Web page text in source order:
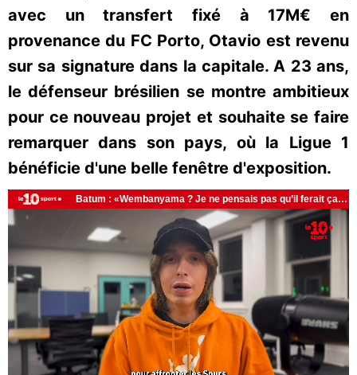
avec un transfert fixé à 17M€ en
provenance du FC Porto, Otavio est revenu
sur sa signature dans la capitale. A 23 ans,
le défenseur brésilien se montre ambitieux
pour ce nouveau projet et souhaite se faire
remarquer dans son pays, où la Ligue 1
bénéficie d'une belle fenêtre d'exposition.